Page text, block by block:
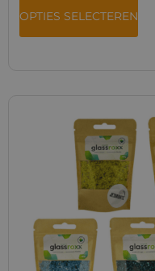
OPTIES SELECTEREN